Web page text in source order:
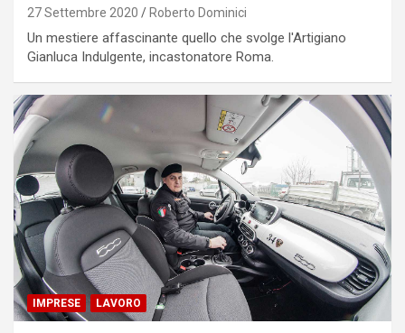
27 Settembre 2020 Roberto Dominici
Un mestiere affascinante quello che svolge l'Artigiano
Gianluca Indulgente, incastonatore Roma.
IMPRESE LAVORO